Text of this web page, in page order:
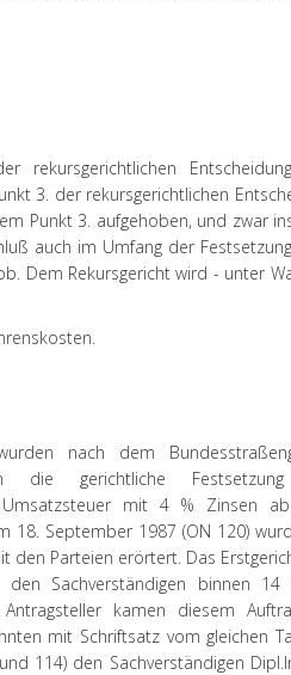
rekursgerichtlichen
3. der rekursgerichtlichen
Punkt 3. aufgehoben, und zwar
auch im Umfang der
Dem Rekursgericht wird - unter
nach dem
die gerichtliche
Umsatzsteuer mit 4 % Zinsen
18. September 1987 (ON 120)
den Parteien erörtert. Das
Sachverständigen binnen 14
Antragsteller kamen diesem
mit Schriftsatz vom gleichen
114) den Sachverständigen